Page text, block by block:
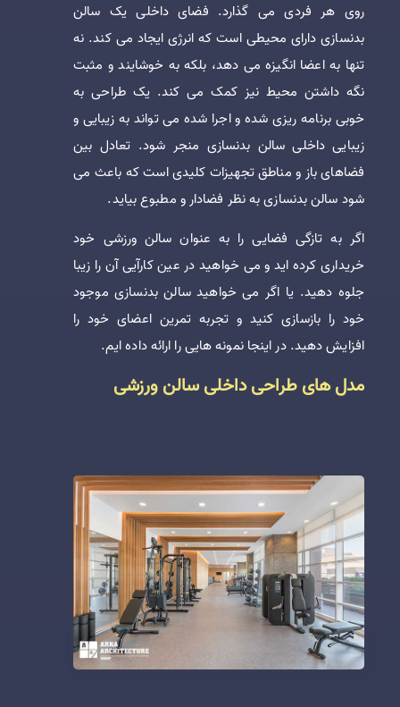
روی هر فردی می گذارد. فضای داخلی یک سالن
بدنسازی دارای محیطی است که انرژی ایجاد می کند. نه
تنها به اعضا انگیزه می دهد، بلکه به خوشایند و مثبت
نگه داشتن محیط نیز کمک می کند. یک طراحی به
خوبی برنامه ریزی شده و اجرا شده می تواند به زیبایی و
زیبایی داخلی سالن بدنسازی منجر شود. تعادل بین
فضاهای باز و مناطق تجهیزات کلیدی است که باعث می
شود سالن بدنسازی به نظر فضادار و مطبوع بیاید.
اگر به تازگی فضایی را به عنوان سالن ورزشی خود
خریداری کرده اید و می خواهید در عین کارآیی آن را زیبا
جلوه دهید. یا اگر می خواهید سالن بدنسازی موجود
خود را بازسازی کنید و تجربه تمرین اعضای خود را
افزایش دهید. در اینجا نمونه هایی را ارائه داده ایم.
مدل های طراحی داخلی سالن ورزشی